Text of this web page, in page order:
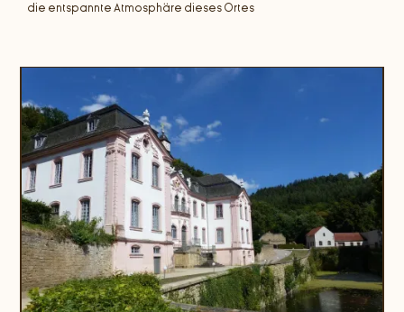
die entspannte Atmosphäre dieses Ortes